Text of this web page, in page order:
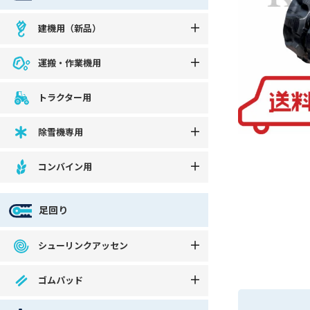
建機用（新品）
運搬・作業機用
トラクター用
除雪機専用
コンバイン用
足回り
シューリンクアッセン
ゴムパッド